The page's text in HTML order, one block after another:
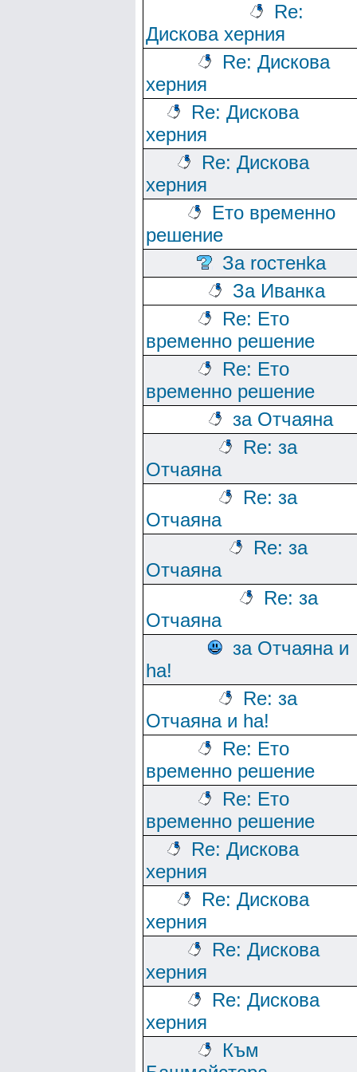
Re:
Дискова херния
Re: Дискова
херния
Re: Дискова
херния
Re: Дискова
херния
Ето временно
решение
За rocтeнka
За Иванка
Re: Ето
временно решение
Re: Ето
временно решение
за Отчаяна
Re: за
Отчаяна
Re: за
Отчаяна
Re: за
Отчаяна
Re: за
Отчаяна
за Отчаяна и
ha!
Re: за
Отчаяна и ha!
Re: Ето
временно решение
Re: Ето
временно решение
Re: Дискова
херния
Re: Дискова
херния
Re: Дискова
херния
Re: Дискова
херния
Към